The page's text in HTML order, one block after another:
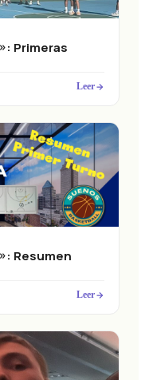
Primeras
Leer
Resumen
Leer